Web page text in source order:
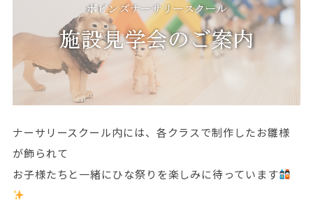
ナーサリースクール内には、各クラスで制作したお雛様
が飾られて
お子様たちと一緒にひな祭りを楽しみに待っています